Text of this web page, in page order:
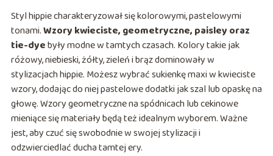
Styl hippie charakteryzował się kolorowymi, pastelowymi
tonami.Wzory kwieciste, geometryczne, paisley oraz
tie-dyebyły modne w tamtych czasach. Kolory takie jak
różowy, niebieski, żółty, zieleń i brąz dominowały w
stylizacjach hippie. Możesz wybrać sukienkę maxi w kwieciste
wzory, dodając do niej pastelowe dodatki jak szal lub opaskę na
głowę. Wzory geometryczne na spódnicach lub cekinowe
mieniące się materiały będą też idealnym wyborem. Ważne
jest, aby czuć się swobodnie w swojej stylizacji i
odzwierciedlać ducha tamtej ery.